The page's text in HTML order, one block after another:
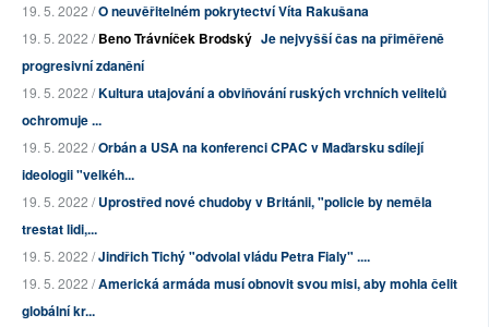
19. 5. 2022 /O neuvěřitelném pokrytectví Víta Rakušana
19. 5. 2022 /Beno Trávníček Brodský Je nejvyšší čas na přiměřeně
progresivní zdanění
19. 5. 2022 /Kultura utajování a obviňování ruských vrchních velitelů
ochromuje ...
19. 5. 2022 /Orbán a USA na konferenci CPAC v Maďarsku sdílejí
ideologii "velkéh...
19. 5. 2022 /Uprostřed nové chudoby v Británii, "policie by neměla
trestat lidi,...
19. 5. 2022 /Jindřich Tichý "odvolal vládu Petra Fialy" ....
19. 5. 2022 /Americká armáda musí obnovit svou misi, aby mohla čelit
globální kr...